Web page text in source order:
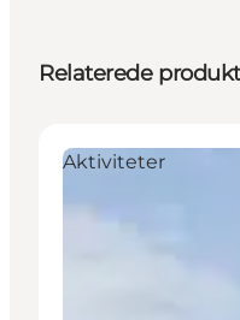
Relaterede
Aktiviteter